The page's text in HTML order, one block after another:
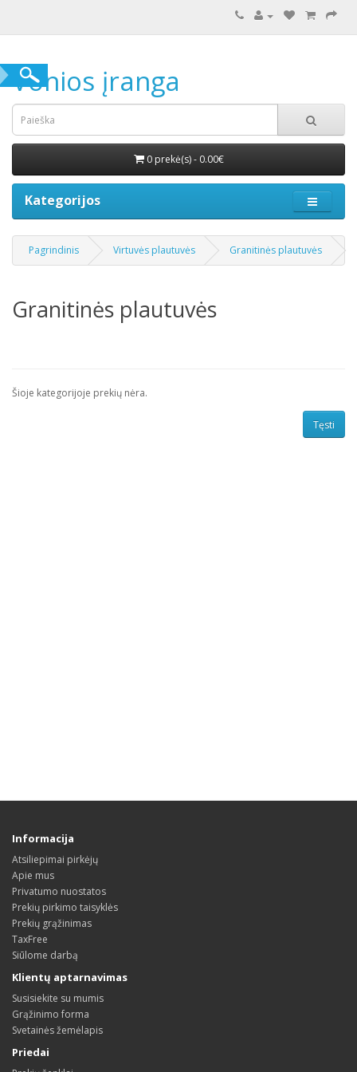
Vonios įranga
0 prekė(s) - 0.00€
Kategorijos
Pagrindinis Virtuvės plautuvės Granitinės plautuvės
Granitinės plautuvės
Šioje kategorijoje prekių nėra.
Tęsti
Informacija
Atsiliepimai pirkėjų
Apie mus
Privatumo nuostatos
Prekių pirkimo taisyklės
Prekių grąžinimas
TaxFree
Siūlome darbą
Klientų aptarnavimas
Susisiekite su mumis
Grąžinimo forma
Svetainės žemėlapis
Priedai